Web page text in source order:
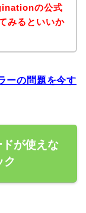
の公式
みるといいか
ーの問題を今す
が使えな
ク